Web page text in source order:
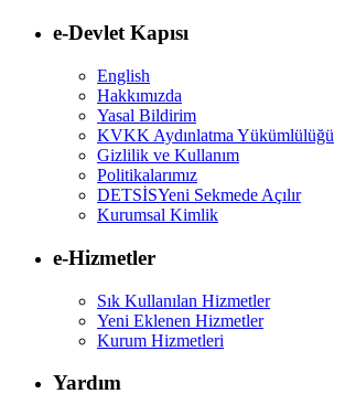
e-Devlet Kapısı
English
Hakkımızda
Yasal Bildirim
KVKK Aydınlatma Yükümlülüğü
Gizlilik ve Kullanım
Politikalarımız
DETSİSYeni Sekmede Açılır
Kurumsal Kimlik
e-Hizmetler
Sık Kullanılan Hizmetler
Yeni Eklenen Hizmetler
Kurum Hizmetleri
Yardım